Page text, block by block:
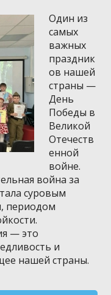
Один из
самых
важных
праздник
ов нашей
страны —
День
Победы в
Великой
Отечеств
енной
войне.
война за
суровым
периодом
— это
и
нашей страны.